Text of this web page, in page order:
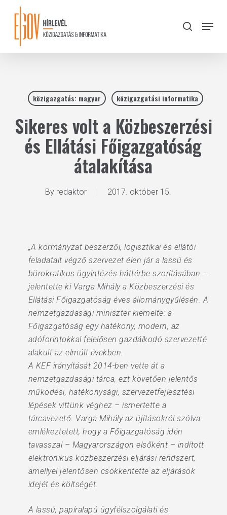
content
search
Menu
közigazgatás: magyar közigazgatási informatika
Sikeres volt a Közbeszerzési
és Ellátási Főigazgatóság
átalakítása
By redaktor 2017. október 15.
„A kormányzat beszerzői, logisztikai és ellátói
feladatait végző szervezet élen jár a lassú és
bürokratikus ügyintézés háttérbe szorításában –
jelentette ki Varga Mihály a Közbeszerzési és
Ellátási Főigazgatóság éves állománygyűlésén. A
nemzetgazdasági miniszter kiemelte: a
Főigazgatóság egy hatékony, modern, az
adóforintokkal felelősen gazdálkodó szervezetté
alakult az elmúlt években.
A KEF irányítását 2014-ben vette át a
nemzetgazdasági tárca, ezt követően jelentős
működési, hatékonysági, szervezetfejlesztési
lépések vittünk véghez – ismertette a
tárcavezető. Varga Mihály az újításokról szólva
emlékeztetett, hogy a Főigazgatóság idén
tavasszal – Magyarországon elsőként – indított
elektronikus közbeszerzési eljárási rendszert,
amellyel jelentősen csökkentette az eljárások
idejét és költségét.
A lassú, papíralapú ügyfélszolgálati és
Close